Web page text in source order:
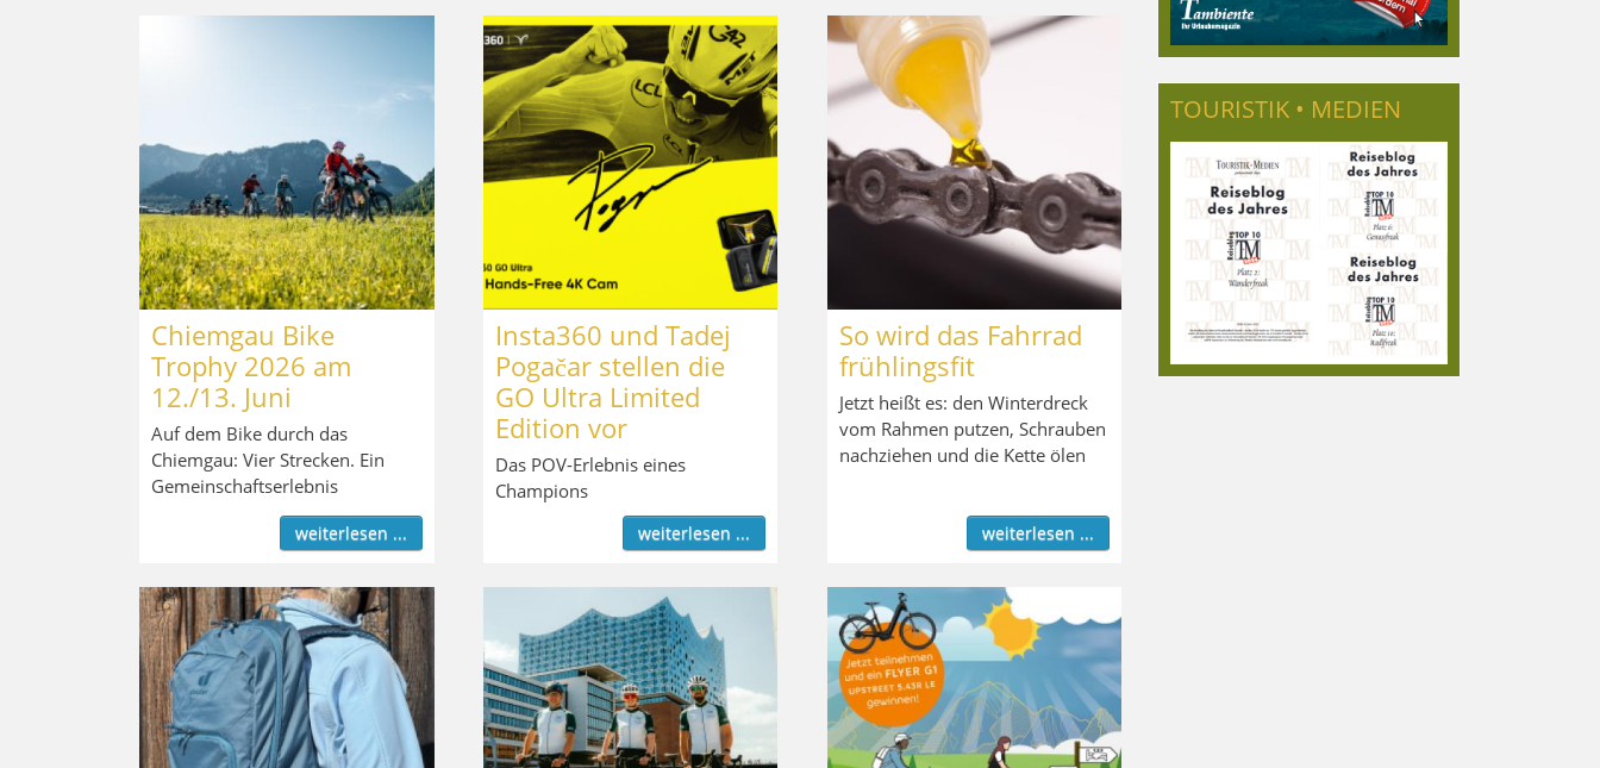
Chiemgau Bike
Trophy 2026 am
12./13. Juni
Auf dem Bike durch das
Chiemgau: Vier Strecken. Ein
Gemeinschaftserlebnis
weiterlesen ...
Insta360 und Tadej
Pogačar stellen die
GO Ultra Limited
Edition vor
Das POV-Erlebnis eines
Champions
weiterlesen ...
So wird das Fahrrad
frühlingsfit
Jetzt heißt es: den Winterdreck
vom Rahmen putzen, Schrauben
nachziehen und die Kette ölen
weiterlesen ...
TOURISTIK • MEDIEN